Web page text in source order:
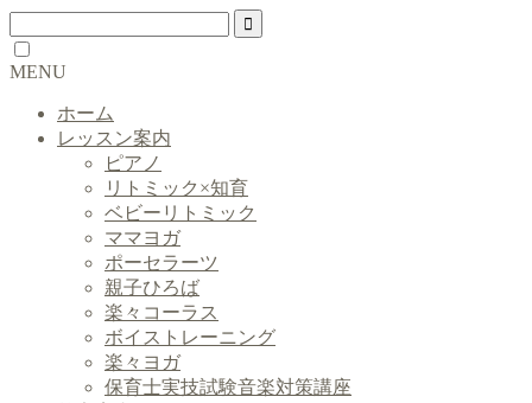
MENU
ホーム
レッスン案内
ピアノ
リトミック×知育
ベビーリトミック
ママヨガ
ポーセラーツ
親子ひろば
楽々コーラス
ボイストレーニング
楽々ヨガ
保育士実技試験音楽対策講座